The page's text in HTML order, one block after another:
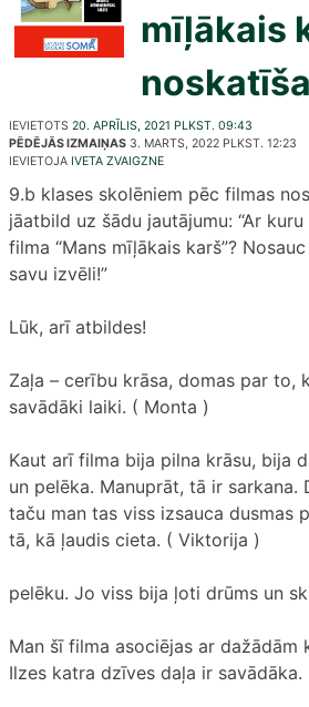
mīļākais
IEVIETOTS 20. APRĪLIS, 2021 PLKST. 09:43
PĒDĒJĀS IZMAIŅAS 3. MARTS, 2022 PLKST. 12:23
IEVIETOJA IVETA ZVAIGZNE
9.b klases skolēniem pēc filmas
jāatbild uz šādu jautājumu: “Ar
filma “Mans mīļākais karš”?
savu izvēli!”
Lūk, arī atbildes!
Zaļa – cerību krāsa, domas par to,
savādāki laiki. ( Monta )
Kaut arī filma bija pilna krāsu, bija
un pelēka. Manuprāt, tā ir sarkana.
taču man tas viss izsauca dusmas
tā, kā ļaudis cieta. ( Viktorija )
pelēku. Jo viss bija ļoti drūms un
Man šī filma asociējas ar dažādām
Ilzes katra dzīves daļa ir savādāka.